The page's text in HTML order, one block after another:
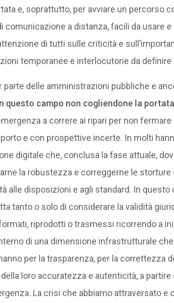
e, soprattutto, per avviare un percorso
comunicazione a distanza, facili da usare
di tutti sulle criticità e
temporanee e interlocutorie da definire
parte delle amministrazioni pubbliche e
questo campo non cogliendone la
a correre ai ripari per non
e con prospettive incerte. In molti
digitale che, conclusa la fase attuale,
la robustezza e correggerne le storture
alle disposizioni e agli standard. In questo
tanto o solo di considerare la validità
riprodotti o trasmessi ricorrendo a
di una dimensione infrastrutturale
per la trasparenza, per la correttezza
loro accuratezza e autenticità, a
La crisi che abbiamo attraversato e